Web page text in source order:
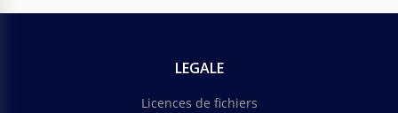
LEGALE
Licences de fichiers